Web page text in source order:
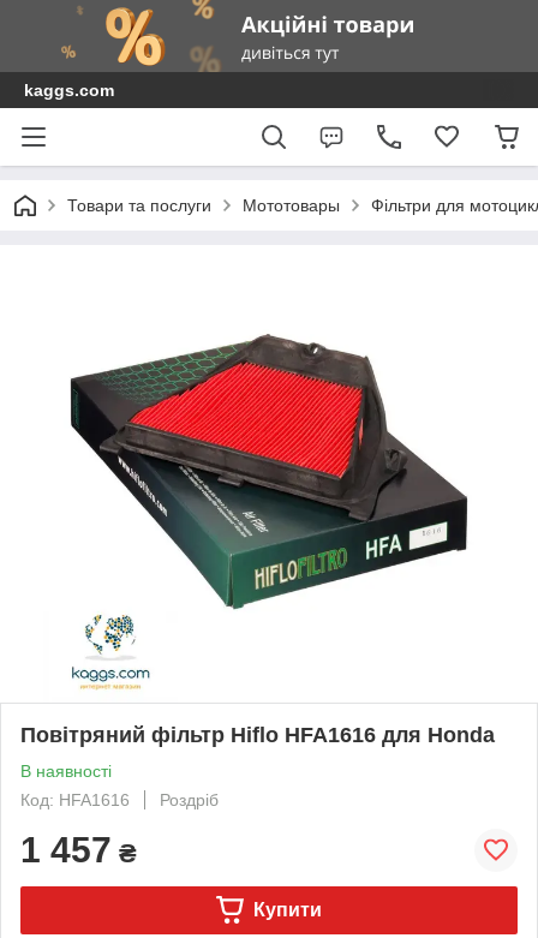
kaggs.com
Товари та послуги Мототовары Фільтри для
Повітряний фільтр Hiflo HFA1616 для Honda
В наявності
Код: HFA1616
Роздріб
1 457 ₴
Купити